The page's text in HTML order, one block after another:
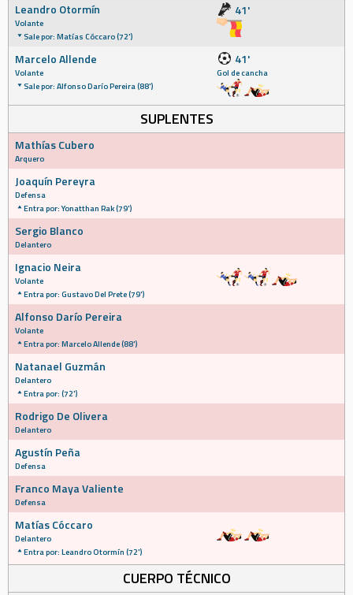
Leandro Otormín
Volante
Sale por: Matías Cóccaro (72')
41'
Marcelo Allende
Volante
Sale por: Alfonso Darío Pereira (88')
41'
Gol de cancha
SUPLENTES
Mathías Cubero
Arquero
Joaquín Pereyra
Defensa
Entra por: Yonatthan Rak (79')
Sergio Blanco
Delantero
Ignacio Neira
Volante
Entra por: Gustavo Del Prete (79')
Alfonso Darío Pereira
Volante
Entra por: Marcelo Allende (88')
Natanael Guzmán
Delantero
Entra por: (72')
Rodrigo De Olivera
Delantero
Agustín Peña
Defensa
Franco Maya Valiente
Defensa
Matías Cóccaro
Delantero
Entra por: Leandro Otormín (72')
CUERPO TÉCNICO